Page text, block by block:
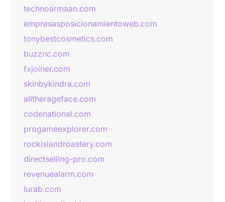
technoarmaan.com
empresasposicionamientoweb.com
tonybestcosmetics.com
buzznc.com
fxjoiner.com
skinbykindra.com
alltherageface.com
codenational.com
progameexplorer.com
rockislandroastery.com
directselling-pro.com
revenuealarm.com
lurab.com